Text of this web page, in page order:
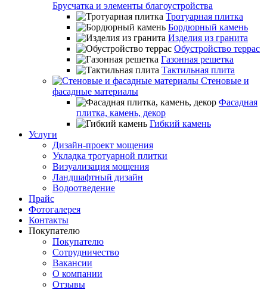
Брусчатка и элементы благоустройства
Тротуарная плитка
Бордюрный камень
Изделия из гранита
Обустройство террас
Газонная решетка
Тактильная плита
Стеновые и
фасадные материалы
Фасадная
плитка, камень, декор
Гибкий камень
Услуги
Дизайн-проект мощения
Укладка тротуарной плитки
Визуализация мощения
Ландшафтный дизайн
Водоотведение
Прайс
Фотогалерея
Контакты
Покупателю
Покупателю
Сотрудничество
Вакансии
О компании
Отзывы